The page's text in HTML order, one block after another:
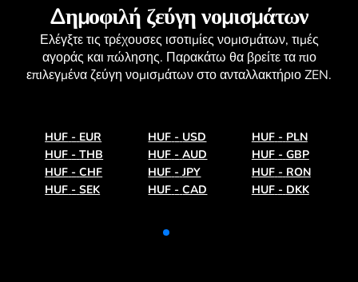
Δημοφιλή ζεύγη νομισμάτων
Ελέγξτε τις τρέχουσες ισοτιμίες νομισμάτων, τιμές
αγοράς και πώλησης. Παρακάτω θα βρείτε τα πιο
επιλεγμένα ζεύγη νομισμάτων στο ανταλλακτήριο ZEN.
HUF - EUR HUF - USD HUF - PLN
HUF - THB HUF - AUD HUF - GBP
HUF - CHF HUF - JPY HUF - RON
HUF - SEK HUF - CAD HUF - DKK